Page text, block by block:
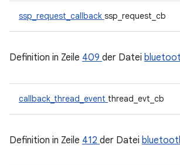
ssp_request_callback ssp_request_cb
Definition in Zeile 409 der Datei
callback_thread_event thread_evt_cb
Definition in Zeile 412 der Datei